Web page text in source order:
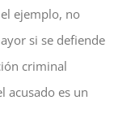
ejemplo, no
si se defiende
criminal
acusado es un